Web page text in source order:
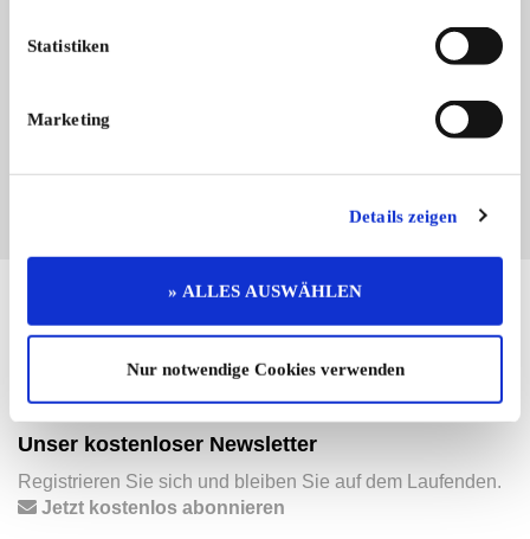
Statistiken
Marketing
Details zeigen
» ALLES AUSWÄHLEN
Nur notwendige Cookies verwenden
Branchenbuch-Eintrag übernehmen
ergänzen und für sich zu nutzen:
Hier finden Sie mehr von OLDTIMER MARKT
Folgen Sie uns auf unseren Social-Media-Seiten oder
laden Sie unsere Termine-App herunter:
Unser kostenloser Newsletter
Registrieren Sie sich und bleiben Sie auf dem Laufenden.
Jetzt kostenlos abonnieren